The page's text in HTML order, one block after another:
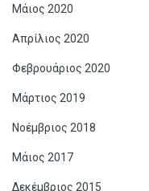
Μάιος 2020
Απρίλιος 2020
Φεβρουάριος 2020
Μάρτιος 2019
Νοέμβριος 2018
Μάιος 2017
Δεκέμβριος 2015